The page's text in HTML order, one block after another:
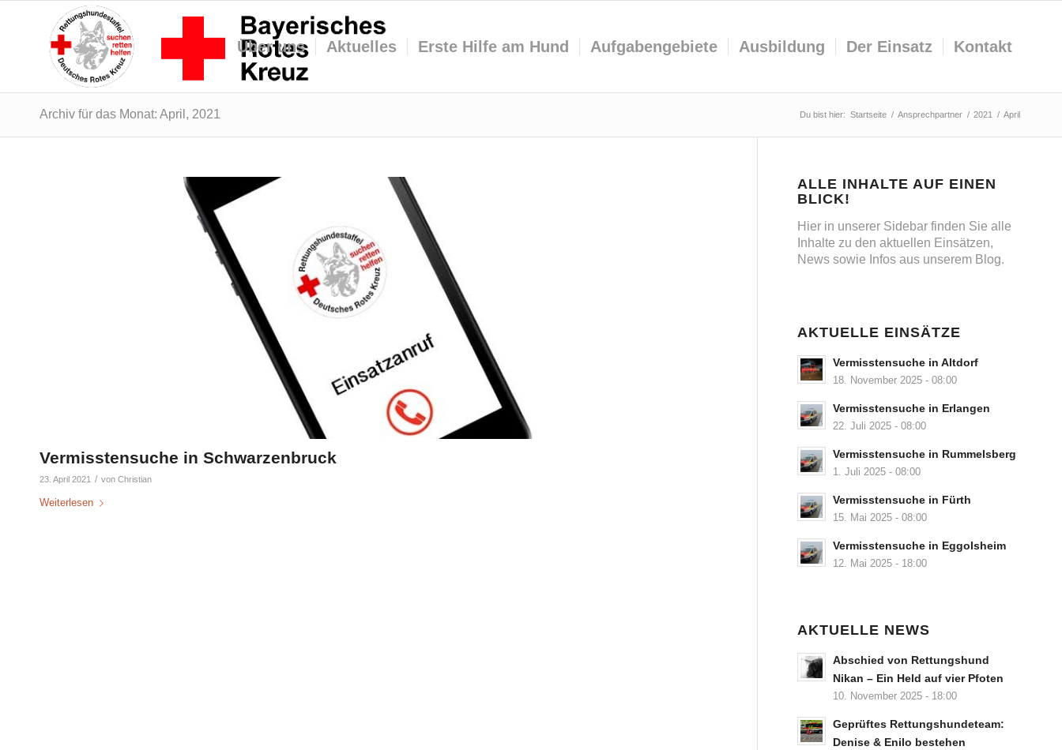
Über uns Aktuelles Erste Hilfe am Hund Aufgabengebiete Ausbildung Der Einsatz Kontakt
Archiv für das Monat: April, 2021 Du bist hier: Startseite / Ansprechpartner / 2021 / April
Vermisstensuche in Schwarzenbruck
23. April 2021 / von Christian
Weiterlesen
ALLE INHALTE AUF EINEN
BLICK!
Hier in unserer Sidebar finden Sie alle
Inhalte zu den aktuellen Einsätzen,
News sowie Infos aus unserem Blog.
AKTUELLE EINSÄTZE
Vermisstensuche in Altdorf
18. November 2025 - 08:00
Vermisstensuche in Erlangen
22. Juli 2025 - 08:00
Vermisstensuche in Rummelsberg
1. Juli 2025 - 08:00
Vermisstensuche in Fürth
15. Mai 2025 - 08:00
Vermisstensuche in Eggolsheim
12. Mai 2025 - 18:00
AKTUELLE NEWS
Abschied von Rettungshund
Nikan – Ein Held auf vier Pfoten
10. November 2025 - 18:00
Geprüftes Rettungshundeteam:
Denise & Enilo bestehen